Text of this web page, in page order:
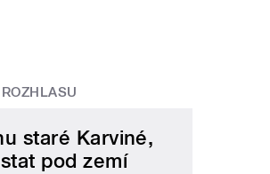
staré Karviné,
pod zemí